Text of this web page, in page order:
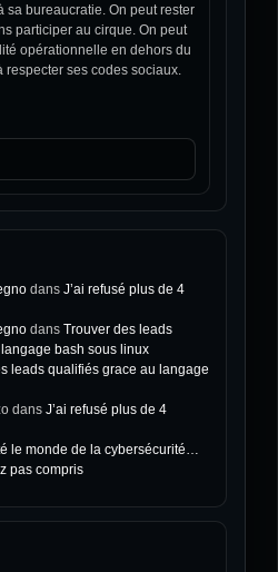
sa bureaucratie. On peut rester
participer au cirque. On peut
opérationnelle en dehors du
respecter ses codes sociaux.
dans J’ai refusé plus de 4
dans Trouver des leads
bash sous linux
leads qualifiés grace au langage
dans J’ai refusé plus de 4
le monde de la cybersécurité…
pas compris